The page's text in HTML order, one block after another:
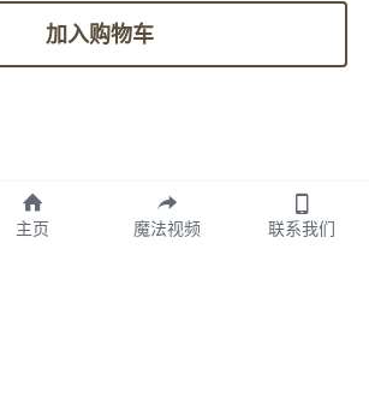
加入购物车
主页 魔法视频 联系我们